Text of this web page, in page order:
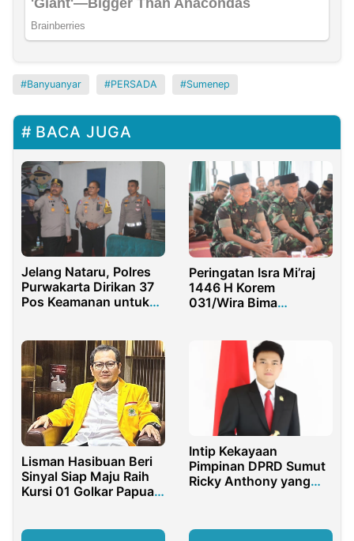
Banyuanyar PERSADA Sumenep
BACA JUGA
Jelang Nataru, Polres
Purwakarta Dirikan 37
Pos Keamanan untuk
Peringatan Isra Mi’raj
1446 H Korem
031/Wira Bima
Lisman Hasibuan Beri
Sinyal Siap Maju Raih
Kursi 01 Golkar Papua
Intip Kekayaan
Pimpinan DPRD Sumut
Ricky Anthony yang